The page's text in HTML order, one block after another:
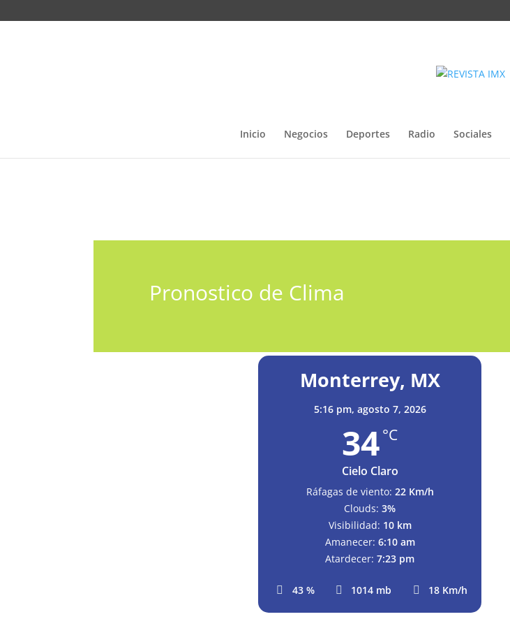
Inicio Negocios Deportes Radio Sociales
Pronostico de Clima
Monterrey, MX
5:16 pm, agosto 7, 2026
34°C
Cielo Claro
43 % 1014 mb 18 Km/h
Ráfagas de viento: 22 Km/h
Clouds: 3%
Visibilidad: 10 km
Amanecer: 6:10 am
Atardecer: 7:23 pm